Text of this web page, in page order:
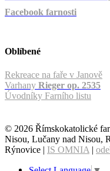
Facebook farnosti
Oblíbené
Rekreace na faře v Janově
Varhany Rieger op. 2535
Úvodníky Farního listu
© 2026 Římskokatolické
Nisou, Lučany nad Nisou,
Rýnovice | IS OMNIA |